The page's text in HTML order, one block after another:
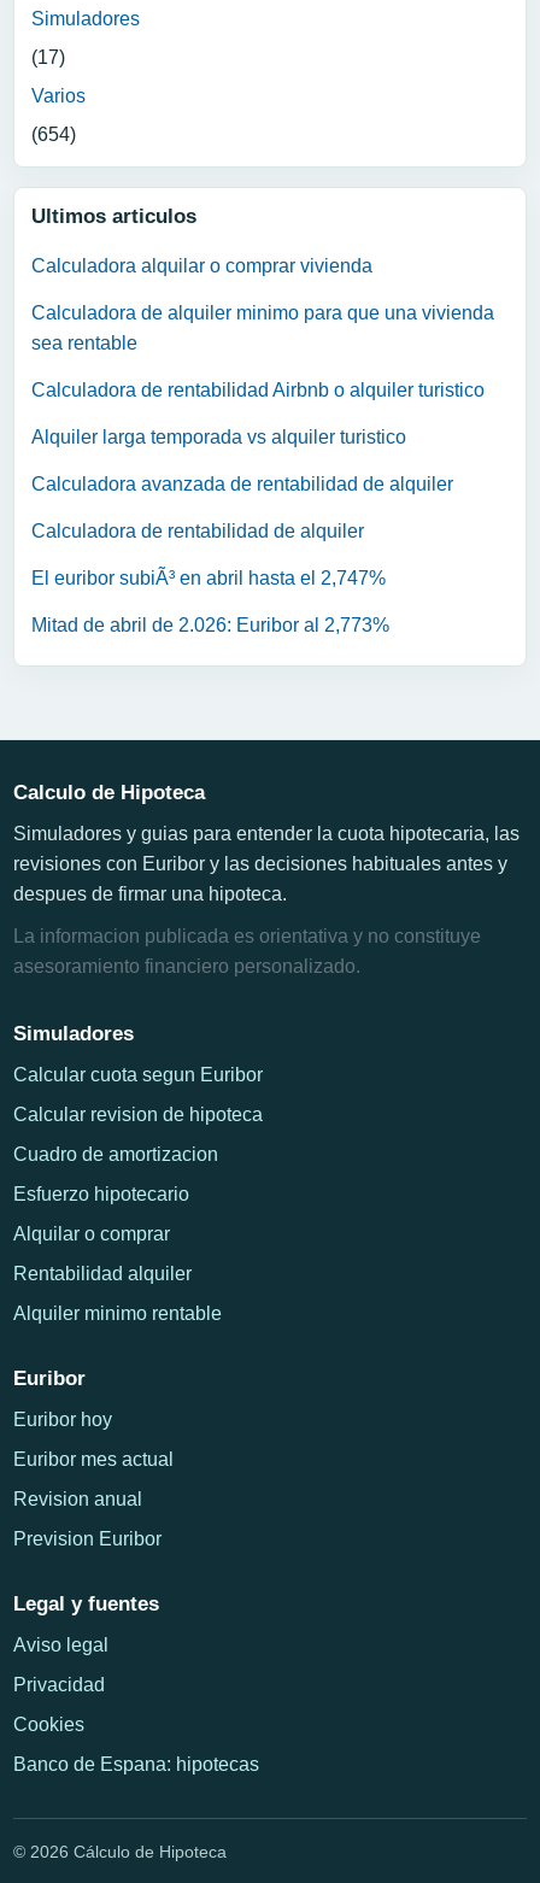
Simuladores
(17)
Varios
(654)
Ultimos articulos
Calculadora alquilar o comprar vivienda
Calculadora de alquiler minimo para que una vivienda
sea rentable
Calculadora de rentabilidad Airbnb o alquiler turistico
Alquiler larga temporada vs alquiler turistico
Calculadora avanzada de rentabilidad de alquiler
Calculadora de rentabilidad de alquiler
El euribor subiÃ³ en abril hasta el 2,747%
Mitad de abril de 2.026: Euribor al 2,773%
Calculo de Hipoteca
Simuladores y guias para entender la cuota hipotecaria, las
revisiones con Euribor y las decisiones habituales antes y
despues de firmar una hipoteca.
La informacion publicada es orientativa y no constituye
asesoramiento financiero personalizado.
Simuladores
Calcular cuota segun Euribor
Calcular revision de hipoteca
Cuadro de amortizacion
Esfuerzo hipotecario
Alquilar o comprar
Rentabilidad alquiler
Alquiler minimo rentable
Euribor
Euribor hoy
Euribor mes actual
Revision anual
Prevision Euribor
Legal y fuentes
Aviso legal
Privacidad
Cookies
Banco de Espana: hipotecas
© 2026 Cálculo de Hipoteca